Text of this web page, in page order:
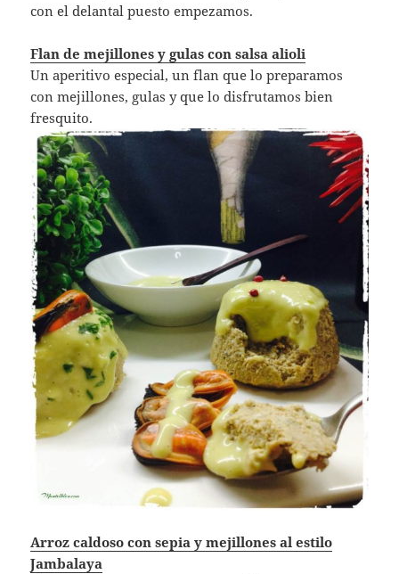
con el delantal puesto empezamos.
Flan de mejillones y gulas con salsa alioli
Un aperitivo especial, un flan que lo preparamos
con mejillones, gulas y que lo disfrutamos bien
fresquito.
Arroz caldoso con sepia y mejillones al estilo
Jambalaya